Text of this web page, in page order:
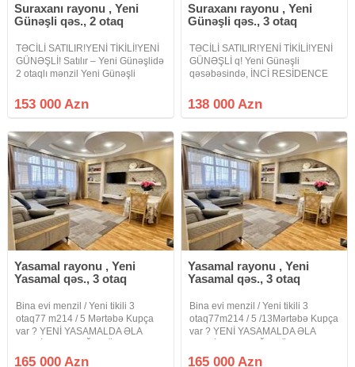
Suraxanı rayonu , Yeni
Günəşli qəs., 2 otaq
TƏCİLİ SATILIR!YENİ TİKİLİ!YENİ
GÜNƏŞLİ! Satılır – Yeni Günəşlidə
2 otaqlı mənzil Yeni Günəşli
yeni tikili binanın 3-cü
mərtəbəsində yerləşən, 67 kv.m
153 000 Azn
Suraxanı rayonu , Yeni
Günəşli qəs., 3 otaq
TƏCİLİ SATILIR!YENİ TİKİLİ!YENİ
GÜNƏŞLİ q! Yeni Günəşli
qəsəbəsində, İNCİ RESİDENCE
mərtəbəli yeni tikili binanın 8-ci
mərtəbəsində 3 otağa ideal
dəniz
138 000 Azn
Yasamal rayonu , Yeni
Yasamal qəs., 3 otaq
Bina evi menzil / Yeni tikili 3
otaq77 m214 / 5 Mərtəbə Kupça
var ? YENİ YASAMALDA ƏLA
MƏNZİL! ? Yeni Yasamal
165 000 Azn
Yasamal rayonu , Yeni
Yasamal qəs., 3 otaq
Bina evi menzil / Yeni tikili 3
otaq77m214 / 5 /13Mərtəbə Kupça
var ? YENİ YASAMALDA ƏLA
MƏNZİL! ? Yeni Yasamal
165 000 Azn